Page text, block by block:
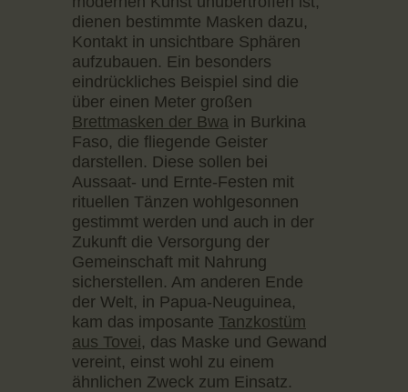
dienen bestimmte Masken dazu,
Kontakt in unsichtbare Sphären
aufzubauen. Ein besonders
eindrückliches Beispiel sind die
über einen Meter großen
Brettmasken der Bwa in Burkina
Faso, die fliegende Geister
darstellen. Diese sollen bei
Aussaat- und Ernte-Festen mit
rituellen Tänzen wohlgesonnen
gestimmt werden und auch in der
Zukunft die Versorgung der
Gemeinschaft mit Nahrung
sicherstellen. Am anderen Ende
der Welt, in Papua-Neuguinea,
kam das imposante Tanzkostüm
aus Tovei, das Maske und Gewand
vereint, einst wohl zu einem
ähnlichen Zweck zum Einsatz.